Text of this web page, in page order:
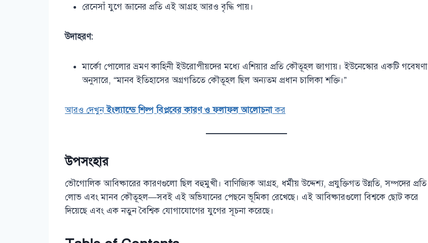
রেনেসাঁ যুগে জ্ঞানের প্রতি এই আগ্রহ আরও বৃদ্ধি পায়।
উদাহরণ:
মার্কো পোলোর ভ্রমণ কাহিনী ইউরোপীয়দের মধ্যে এশিয়ার প্রতি কৌতূহল জাগায়। ইউনেস্কোর একটি গবেষণা
অনুসারে, “মানব ইতিহাসের অগ্রগতিতে কৌতূহল ছিল অন্যতম প্রধান চালিকা শক্তি।”
আরও দেখুনইংল্যান্ডে শিল্প বিপ্লবের কারণ ও ফলাফল আলোচনাকর
উপসংহার
ভৌগোলিক আবিষ্কারের কারণগুলো ছিল বহুমুখী। বাণিজ্যিক আগ্রহ, ধর্মীয় উদ্দেশ্য, প্রযুক্তিগত উন্নতি, সম্পদের প্রতি
লোভ এবং মানব কৌতূহল—সবই এই অভিযানের পেছনে ভূমিকা রেখেছে। এই আবিষ্কারগুলো বিশ্বকে ছোট করে
দিয়েছে এবং এক নতুন বৈশ্বিক যোগাযোগের যুগের সূচনা করেছে।